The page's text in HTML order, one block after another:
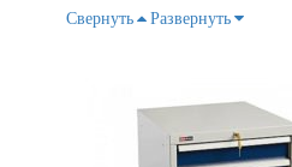
Свернуть
Развернуть